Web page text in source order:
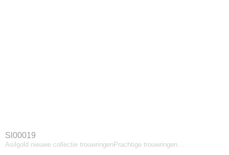
Sl00019
Asilgold nieuwe collectie trouwringenPrachtige trouwringen…